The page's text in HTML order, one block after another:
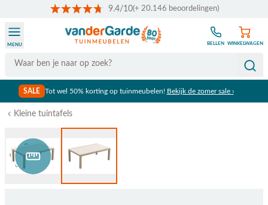
9.4/10(+ 20.146 beoordelingen)
Search
MENU BELLEN WINKELWAGEN
SALE Tot wel 50% korting op tuinmeubelen! Bekijk de zomer sale ›
Kleine tuintafels